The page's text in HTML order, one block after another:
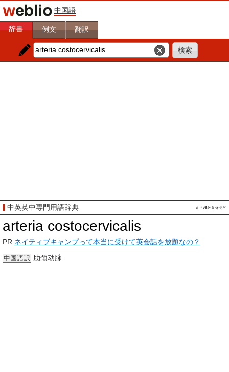
中国語
辞書 例文 翻訳
中英英中専門用語辞典
arteria costocervicalis
PR:ネイティブキャンプって本当に受けて英会話を放題なの？
中国語訳 肋颈动脉